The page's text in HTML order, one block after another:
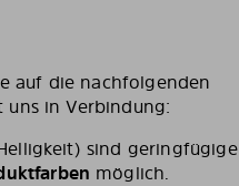
auf die nachfolgenden
uns in Verbindung:
sind geringfügige
möglich.